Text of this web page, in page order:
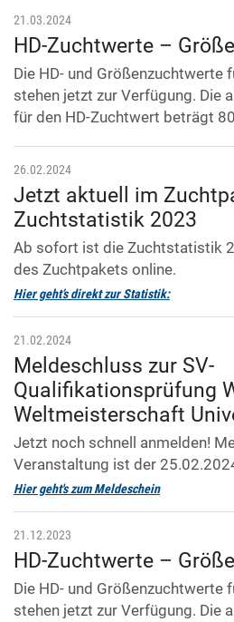
21.03.2024
HD-Zuchtwerte –
Die HD- und Größenzuchtwerte
stehen jetzt zur Verfügung. Die
für den HD-Zuchtwert beträgt
26.02.2024
Jetzt aktuell im
Zuchtstatistik 2023
Ab sofort ist die Zuchtstatistik
des Zuchtpakets online.
Hier geht’s direkt zur Statistik:
21.02.2024
Meldeschluss zur SV-
Qualifikationsprüfung
Weltmeisterschaft
Jetzt noch schnell anmelden!
Veranstaltung ist der
Hier geht's zum Meldeschein
21.12.2023
HD-Zuchtwerte –
Die HD- und Größenzuchtwerte
stehen jetzt zur Verfügung. Die